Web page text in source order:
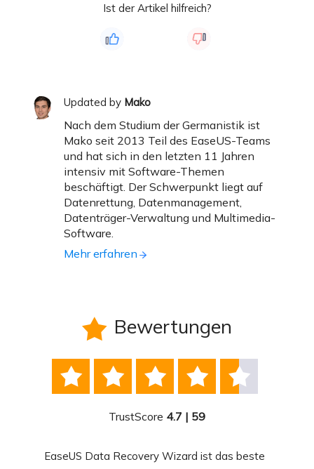
Ist der Artikel hilfreich?
Updated by Mako
Nach dem Studium der Germanistik ist
Mako seit 2013 Teil des EaseUS-Teams
und hat sich in den letzten 11 Jahren
intensiv mit Software-Themen
beschäftigt. Der Schwerpunkt liegt auf
Datenrettung, Datenmanagement,
Datenträger-Verwaltung und Multimedia-
Software.
Mehr erfahren
 Bewertungen
    
TrustScore 4.7 | 59
EaseUS Data Recovery Wizard ist das beste